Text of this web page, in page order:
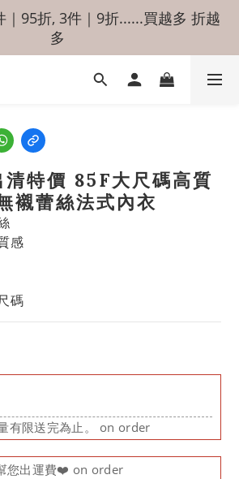
｜95折, 3件｜9折......買越多 折越
多
特價 85F大尺碼高質
襯蕾絲法式內衣
感
碼
有限送完為止。 on order
您出運費❤️ on order